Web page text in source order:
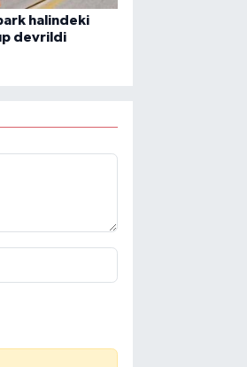
halindeki
devrildi